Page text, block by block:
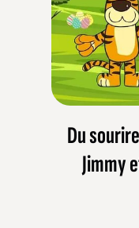
Du
Jimmy